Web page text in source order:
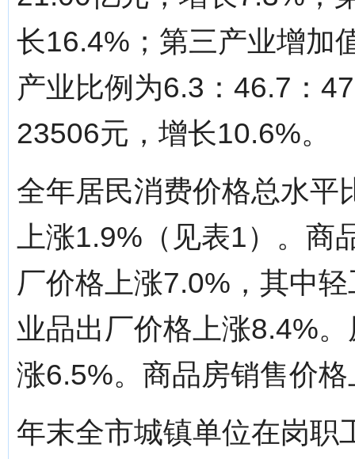
长16.4%；第三产业增加
产业比例为6.3：46.7：
23506元，增长10.6%。
全年居民消费价格总水平
上涨1.9%（见表1）。
厂价格上涨7.0%，其中
业品出厂价格上涨8.4%
涨6.5%。商品房销售价
年末全市城镇单位在岗职